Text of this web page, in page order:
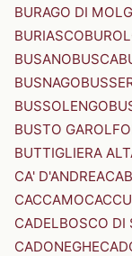
BURAGO DI
BURIASCO
BUSANOBUSCA
BUSNAGO
BUSSOLENGO
BUSTO GAROLFO
BUTTIGLIERA
CA' D'ANDREA
CACCAMO
CADELBOSCO DI
CADONEGHE